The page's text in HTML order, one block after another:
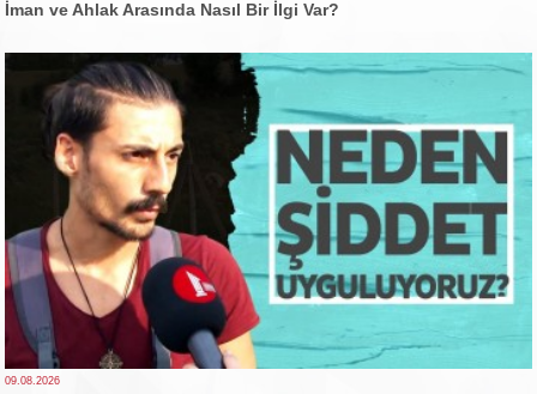
İman ve Ahlak Arasında Nasıl Bir İlgi Var?
09.08.2026